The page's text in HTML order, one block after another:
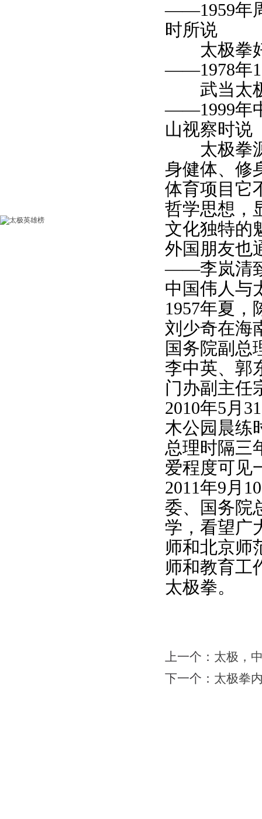
——1959年
时所说
太极拳
——1978年
武当太极
——1999年
山视察时说
太极拳源
身健体、修
体育项目它
哲学思想，
文化独特的
外国朋友也
——李岚清
中国伟人与
1957年夏，
刘少奇在海
国务院副总
李中英、郭
门办副主任
2010年5月
木公园晨练
总理时隔三
爱程度可见
2011年9月
委、国务院
学，看望广
师和北京师
师和教育工
太极拳。
上一个： 太极，
下一个： 太极拳